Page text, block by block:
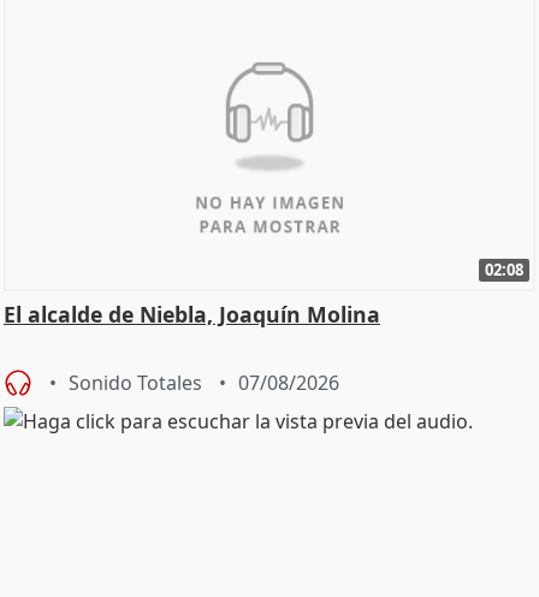
02:08
El alcalde de Niebla, Joaquín Molina
Sonido Totales 07/08/2026